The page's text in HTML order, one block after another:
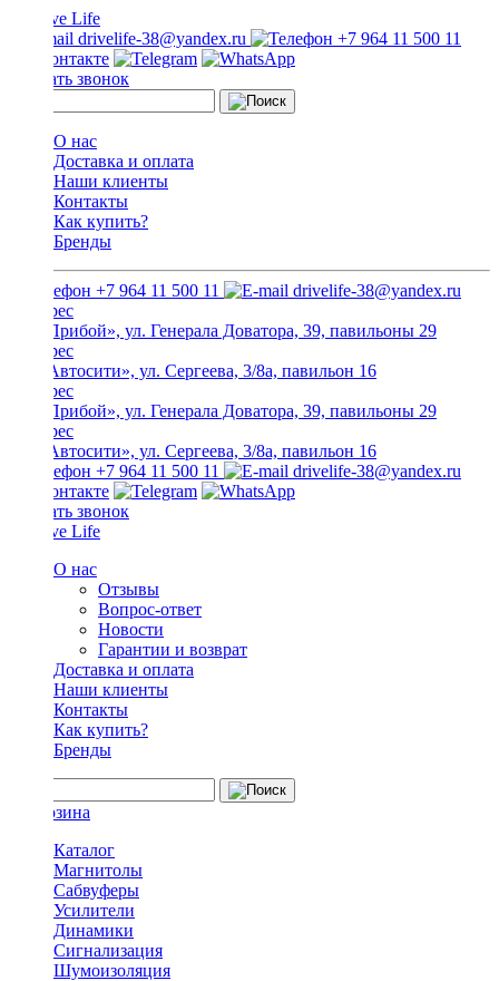
drivelife-38@yandex.ru +7 964 11 500 11
Заказать звонок
О нас
Доставка и оплата
Наши клиенты
Контакты
Как купить?
Бренды
+7 964 11 500 11 drivelife-38@yandex.ru
ТЦ «Прибой», ул. Генерала Доватора, 39, павильоны 29
ТЦ «Автосити», ул. Сергеева, 3/8а, павильон 16
ТЦ «Прибой», ул. Генерала Доватора, 39, павильоны 29
ТЦ «Автосити», ул. Сергеева, 3/8а, павильон 16
+7 964 11 500 11
drivelife-38@yandex.ru
Заказать звонок
О нас
Отзывы
Вопрос-ответ
Новости
Гарантии и возврат
Доставка и оплата
Наши клиенты
Контакты
Как купить?
Бренды
Каталог
Магнитолы
Сабвуферы
Усилители
Динамики
Сигнализация
Шумоизоляция